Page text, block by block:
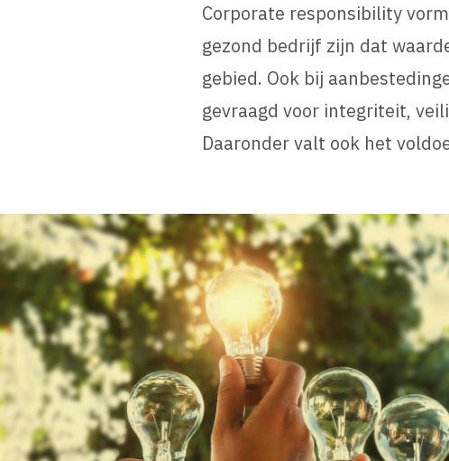
Corporate responsibility
gezond bedrijf zijn dat
gebied. Ook bij
gevraagd voor integriteit,
Daaronder valt ook het